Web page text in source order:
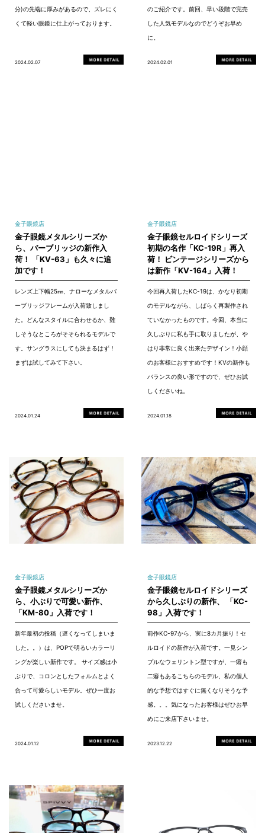
分)の先端に厚みがあるので、ズレにく
くて軽い眼鏡に仕上がっております。
2024.02.07
のご紹介です。前回、早い段階で完売
した人気モデルなのでどうぞお早め
に。
2024.02.01
金子眼鏡店
金子眼鏡メタルシリーズか
ら、バーブリッジの新作入
荷！ 「KV-63」も久々に追
加です！
レンズ上下幅25㎜、ナローなメタルバ
ーブリッジフレームが入荷致しまし
た。どんなスタイルに合わせるか、難
しそうなところがそそられるモデルで
す。サングラスにしても決まるはず！
まずは試してみて下さい。
2024.01.24
金子眼鏡店
金子眼鏡セルロイドシリーズ
初期の名作「KC-19R」再入
荷！ ビンテージシリーズから
は新作「KV-164」入荷！
今回再入荷したKC-19は、かなり初期
のモデルながら、しばらく再製作され
ていなかったものです。今回、本当に
久しぶりに私も手に取りましたが、や
はり非常に良く出来たデザイン！小顔
のお客様におすすめです！KVの新作も
バランスの良い形ですので、ぜひお試
しくださいね。
2024.01.18
金子眼鏡店
金子眼鏡メタルシリーズか
ら、小ぶりで可愛い新作、
「KM-80」入荷です！
新年最初の投稿（遅くなってしまいま
した。。）は、POPで明るいカラーリ
ングが楽しい新作です。 サイズ感は小
ぶりで、コロンとしたフォルムとよく
合って可愛らしいモデル。ぜひ一度お
試しくださいませ。
2024.01.12
金子眼鏡店
金子眼鏡セルロイドシリーズ
から久しぶりの新作、 「KC-
98」入荷です！
前作KC-97から、実に8カ月振り！セ
ルロイドの新作が入荷です。一見シン
プルなウェリントン型ですが、一癖も
二癖もあるこちらのモデル、私の個人
的な予想ではすぐに無くなりそうな予
感。。。気になったお客様はぜひお早
めにご来店下さいませ。
2023.12.22